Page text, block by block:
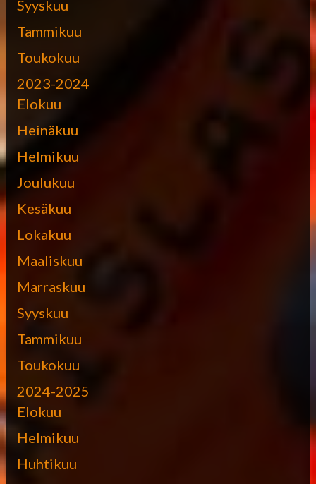
Syyskuu
Tammikuu
Toukokuu
2023-2024
Elokuu
Heinäkuu
Helmikuu
Joulukuu
Kesäkuu
Lokakuu
Maaliskuu
Marraskuu
Syyskuu
Tammikuu
Toukokuu
2024-2025
Elokuu
Helmikuu
Huhtikuu